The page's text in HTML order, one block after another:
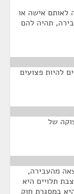
לאותם אישה או
תהיה להם
להיות פצועים
של
מהעבירה,
תלויים היא
במסגרת חוק